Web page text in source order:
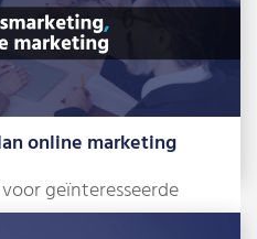
online marketing
geïnteresseerde
stap je een […]